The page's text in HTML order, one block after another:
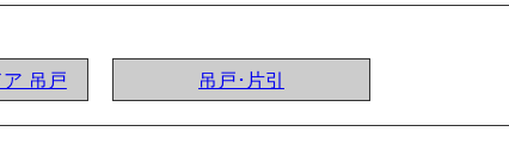
吊戸 吊戸･片引